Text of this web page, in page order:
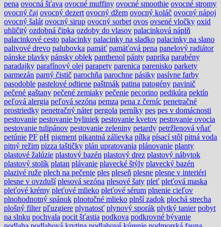
pena ovocná šťava ovocné muffiny ovocné smoothie ovocné stromy
ovocný čaj ovocný dezert ovocný džem ovocný koláč ovocný nápoj
ovocný šalát ovocný sirup ovocný sorbet ovos ovsené vločky oxid
uhličitý ozdobná čipka ozdoby do vlasov palacinková náplň
palacinkové cesto palacinky palacinky na sladko palacinky na slano
palivové drevo palubovka pamäť pamäťová pena panelový radiátor
pánske plavky pánsky oblek panthenol pánty paprika parabény
paradajky parafínový olej parapety parenica parenisko parkety
parmezán parný čistič parochňa parochne pásiky pasívne farby
pasodoble pastelové odtiene paštrnák patina patogény pavinič
pečené gaštany pečené zemiaky pečenie pecorino pedikúra pektín
peľová alergia peľová sezóna pemza pena z černíc penetračné
prostriedky penetračný náter pergola perníky pes pes v domácnosti
pestovanie pestovanie byliniek pestovanie kvetov pestovanie ovocia
pestovanie tulipánov pestovanie zeleniny petardy petržlenová vňať
petúnie PF pH pigment pikantná zálievka pílka písací stôl pitná voda
pitný režim pizza taštičky plán upratovania plánovanie planty
plastové žalúzie plastový bazén plastový drez plastový nábytok
plastový stolík platan plávanie plavecké štýly plavecký bazén
plazivé ruže plech na pečenie ples pleseň plesne plesne v interiéri
plesne v ovzduší plesová sezóna plesové šaty pleť pleťová maska
pleťové krémy pleťové mlieko pleťové sérum plnenie cieľov
plnohodnotný spánok plnotučné mlieko plnší zadok plochá strecha
plošný filter pľuzgiere plynatosť plynový sporák plytký tanier pobyt
na slnku pochvala pocit šťastia podkova podkrovné bývanie